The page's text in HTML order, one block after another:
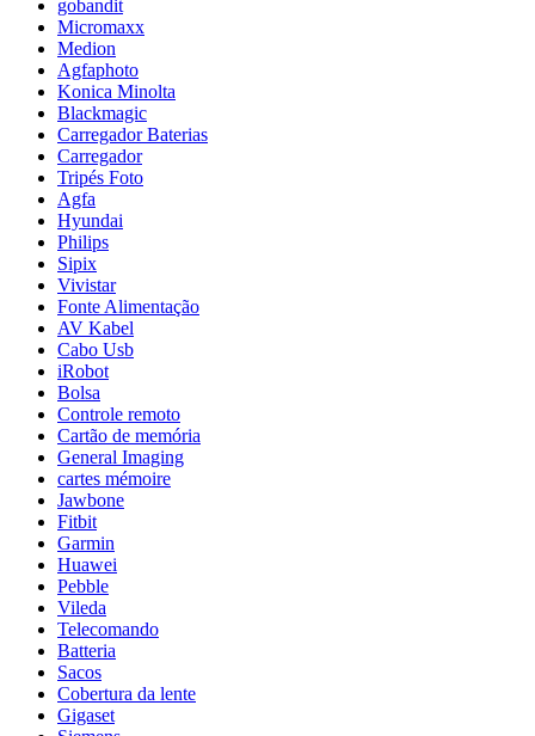
gobandit
Micromaxx
Medion
Agfaphoto
Konica Minolta
Blackmagic
Carregador Baterias
Carregador
Tripés Foto
Agfa
Hyundai
Philips
Sipix
Vivistar
Fonte Alimentação
AV Kabel
Cabo Usb
iRobot
Bolsa
Controle remoto
Cartão de memória
General Imaging
cartes mémoire
Jawbone
Fitbit
Garmin
Huawei
Pebble
Vileda
Telecomando
Batteria
Sacos
Cobertura da lente
Gigaset